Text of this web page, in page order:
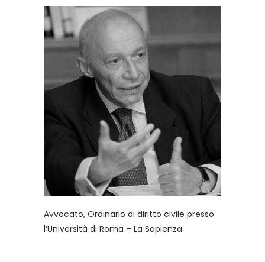
Avvocato, Ordinario di diritto civile presso
l’Università di Roma – La Sapienza